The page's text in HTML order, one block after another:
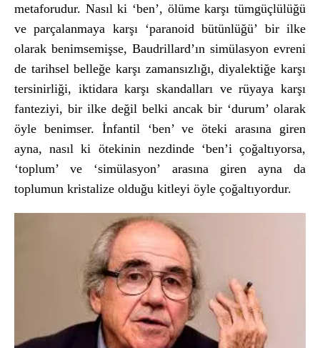
metaforudur. Nasıl ki ‘ben’, ölüme karşı tümgüçlülüğü
ve parçalanmaya karşı ‘paranoid bütünlüğü’ bir ilke
olarak benimsemişse, Baudrillard’ın simülasyon evreni
de tarihsel belleğe karşı zamansızlığı, diyalektiğe karşı
tersinirliği, iktidara karşı skandalları ve rüyaya karşı
fanteziyi, bir ilke değil belki ancak bir ‘durum’ olarak
öyle benimser. İnfantil ‘ben’ ve öteki arasına giren
ayna, nasıl ki ötekinin nezdinde ‘ben’i çoğaltıyorsa,
‘toplum’ ve ‘simülasyon’ arasına giren ayna da
toplumun kristalize olduğu kitleyi öyle çoğaltıyordur.